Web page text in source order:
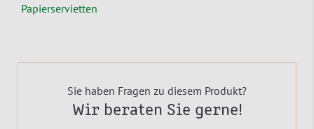
Papierservietten
Sie haben Fragen zu diesem Produkt?
Wir beraten Sie gerne!